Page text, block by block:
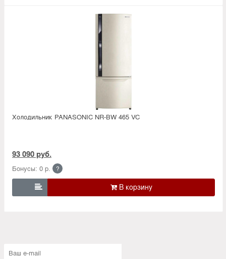
Холодильник PANASONIC NR-BW 465 VC
93 090 руб.
Бонусы: 0 р. ?
